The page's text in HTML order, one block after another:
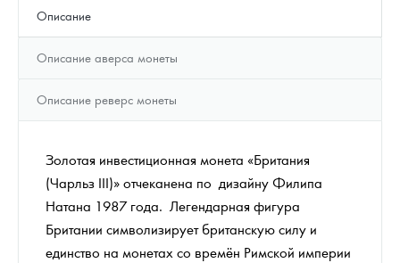
Описание
Описание аверса монеты
Описание реверс монеты
Золотая инвестиционная монета «Британия
(Чарльз III)» отчеканена по дизайну Филипа
Натана 1987 года. Легендарная фигура
Британии символизирует британскую силу и
единство на монетах со времён Римской империи